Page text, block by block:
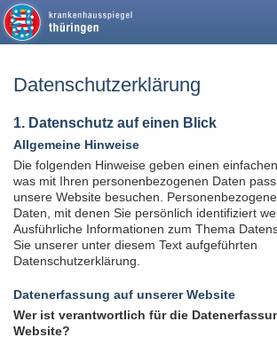
Datenschutzerklärung
1. Datenschutz auf einen Blick
Allgemeine Hinweise
Die folgenden Hinweise geben einen
was mit Ihren personenbezogenen Daten
unsere Website besuchen.
Daten, mit denen Sie persönlich identifiziert
Ausführliche Informationen zum Thema
Sie unserer unter diesem Text aufgeführten
Datenschutzerklärung.
Datenerfassung auf unserer Website
Wer ist verantwortlich für die
Website?